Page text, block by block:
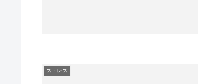
ストレス